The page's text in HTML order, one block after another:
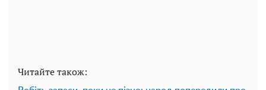
Читайте також: